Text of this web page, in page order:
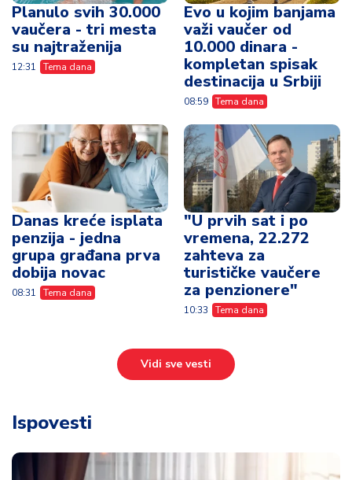
Planulo svih 30.000
vaučera - tri mesta
su najtraženija
12:31 Tema dana
Evo u kojim banjama
važi vaučer od
10.000 dinara -
kompletan spisak
destinacija u Srbiji
08:59 Tema dana
Danas kreće isplata
penzija - jedna
grupa građana prva
dobija novac
08:31 Tema dana
"U prvih sat i po
vremena, 22.272
zahteva za
turističke vaučere
za penzionere"
10:33 Tema dana
Vidi sve vesti
Ispovesti